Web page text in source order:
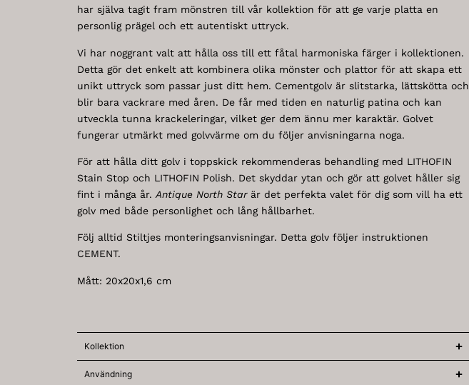
har själva tagit fram mönstren till vår kollektion för att ge varje platta en
personlig prägel och ett autentiskt uttryck.
Vi har noggrant valt att hålla oss till ett fåtal harmoniska färger i kollektionen.
Detta gör det enkelt att kombinera olika mönster och plattor för att skapa ett
unikt uttryck som passar just ditt hem. Cementgolv är slitstarka, lättskötta och
blir bara vackrare med åren. De får med tiden en naturlig patina och kan
utveckla tunna krackeleringar, vilket ger dem ännu mer karaktär. Golvet
fungerar utmärkt med golvvärme om du följer anvisningarna noga.
För att hålla ditt golv i toppskick rekommenderas behandling med LITHOFIN
Stain Stop och LITHOFIN Polish. Det skyddar ytan och gör att golvet håller sig
fint i många år. Antique North Starär det perfekta valet för dig som vill ha ett
golv med både personlighet och lång hållbarhet.
Följ alltid Stiltjes monteringsanvisningar. Detta golv följer instruktionen
CEMENT.
Mått: 20x20x1,6 cm
Kollektion
Användning